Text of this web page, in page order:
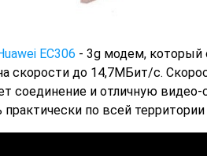
EC306 - 3g модем, который
скорости до 14,7МБит/с.
соединение и отличную
практически по всей